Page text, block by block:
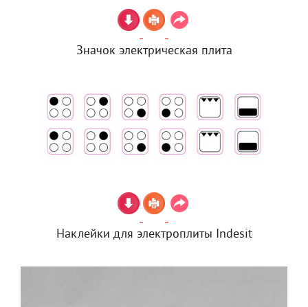
Значок электрическая плита
Наклейки для электроплиты Indesit